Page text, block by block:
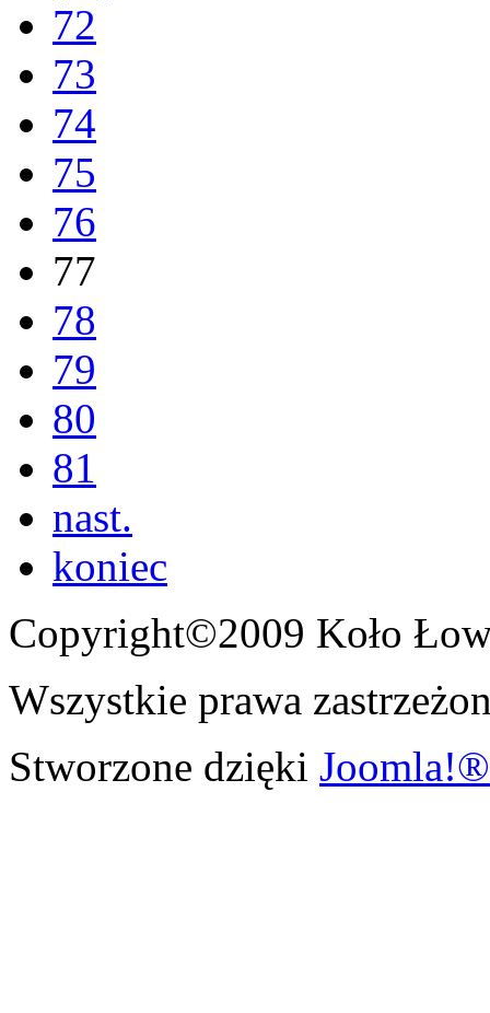
72
73
74
75
76
77
78
79
80
81
nast.
koniec
Copyright©2009 Koło
Wszystkie prawa
Stworzone dzięki Joomla!®